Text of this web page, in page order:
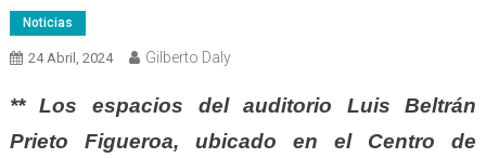
Noticias
24 Abril, 2024 Gilberto Daly
** Los espacios del auditorio Luis Beltrán
Prieto Figueroa, ubicado en el Centro de